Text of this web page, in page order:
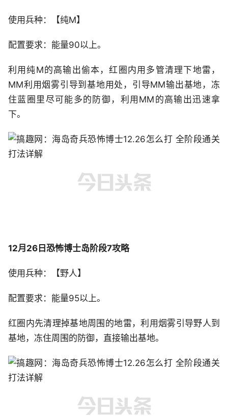
使用兵种：【纯M】
配置要求：能量90以上。
利用纯M的高输出偷本，红圈内用多管清理下地雷，
MM利用烟雾引导到基地用处，引导MM输出基地，冻
住蓝圈里尽可能多的防御，利用MM的高输出迅速拿
下。
12月26日恐怖博士岛阶段7攻略
使用兵种：【野人】
配置要求：能量95以上。
红圈内先清理掉基地周围的地雷，利用烟雾引导野人到
基地，冻住周围的防御，直接输出基地。